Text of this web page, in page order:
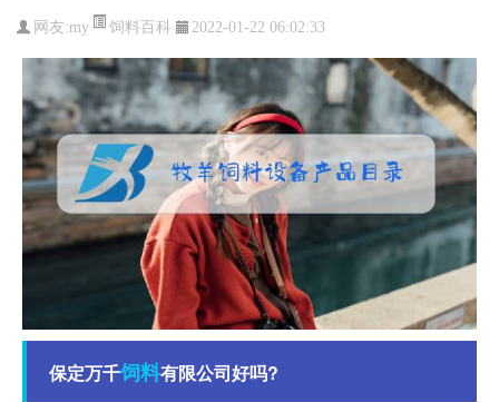
网友:my 饲料百科 2022-01-22 06:02:33
保定万千饲料有限公司好吗?